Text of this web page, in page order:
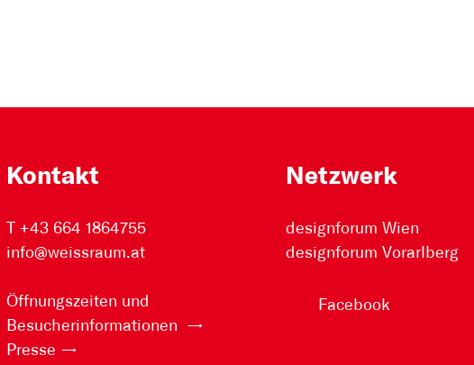
Kontakt
T +43 664 1864755
info@weissraum.at
Öffnungszeiten und
Besucherinformationen
Presse
Netzwerk
designforum Wien
designforum Vorarlberg
Facebook